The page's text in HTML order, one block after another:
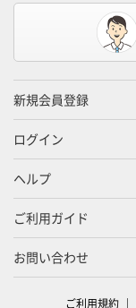
新規会員登録
ログイン
ヘルプ
ご利用ガイド
お問い合わせ
ご利用規約